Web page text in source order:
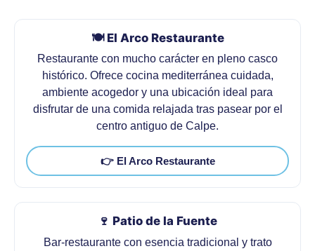
🍽️ El Arco Restaurante
Restaurante con mucho carácter en pleno casco
histórico. Ofrece cocina mediterránea cuidada,
ambiente acogedor y una ubicación ideal para
disfrutar de una comida relajada tras pasear por el
centro antiguo de Calpe.
👉 El Arco Restaurante
🍷 Patio de la Fuente
Bar-restaurante con esencia tradicional y trato